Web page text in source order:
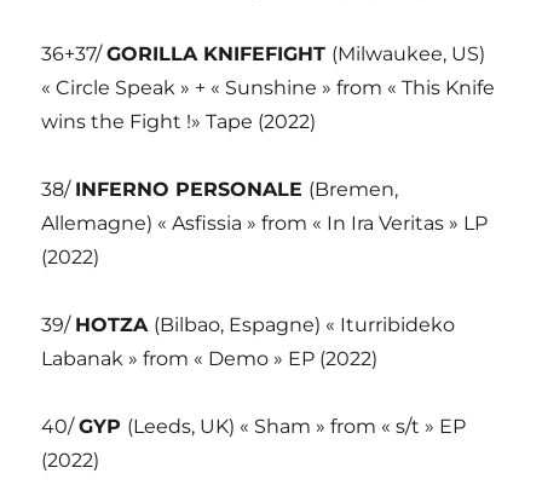
36+37/GORILLA KNIFEFIGHT (Milwaukee, US)
« Circle Speak » + « Sunshine » from « This Knife
wins the Fight !» Tape (2022)
38/ INFERNO PERSONALE (Bremen,
Allemagne) « Asfissia » from « In Ira Veritas » LP
(2022)
39/ HOTZA (Bilbao, Espagne) « Iturribideko
Labanak » from « Demo » EP (2022)
40/GYP (Leeds, UK) « Sham » from « s/t » EP
(2022)